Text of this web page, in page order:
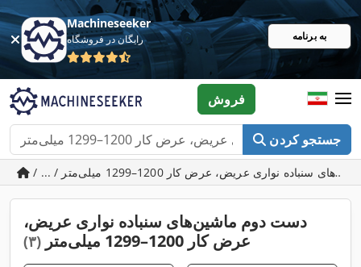
Machineseeker
رایگان در فروشگاه به برنامه
جستجو کردن
فروش
دست دوم ماشین‌های سنباده نواری عریض،
عرض کار 1200–1299 میلی‌متر
(۳)